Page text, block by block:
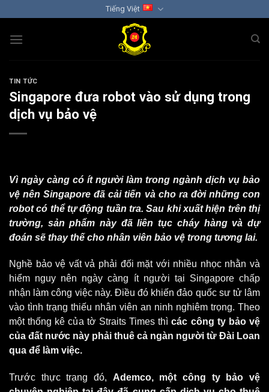
nội
Tiếng Việt
TIN TỨC
Singapore đưa robot vào sử dụng trong
dịch vụ bảo vệ
Vì ngày càng có ít người làm trong ngành dịch vụ bảo
vệ nên Singapore đã cải tiến và cho ra đời những con
robot có thể tự động tuần tra. Sau khi xuất hiện trên thị
trường, sản phẩm này đã liên tục cháy hàng và dự
đoán sẽ thay thế cho nhân viên bảo vệ trong tương lai.
Nghề bảo vệ vất vả phải đối mặt với nhiều nhọc nhằn và
hiểm nguy nên ngày càng ít người tại Singapore chấp
nhận làm công việc này. Điều đó khiến đảo quốc sư tử lâm
vào tình trạng thiếu nhân viên an ninh nghiêm trọng. Theo
một thống kê của tờ Straits Times thìcác công ty bảo vệ
của đất nước này phải thuê cả ngàn người từ Đài Loan
qua để làm việc.
Trước thực trạng đó, Ademco, một công ty bảo vệ